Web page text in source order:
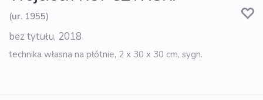
(ur. 1955)
bez tytułu, 2018
technika własna na płótnie, 2 x 30 x 30 cm, sygn.